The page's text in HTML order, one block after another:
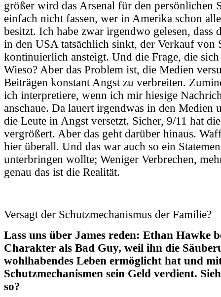
größer wird das Arsenal für den persönlichen
einfach nicht fassen, wer in Amerika schon
besitzt. Ich habe zwar irgendwo gelesen, dass
in den USA tatsächlich sinkt, der Verkauf von
kontinuierlich ansteigt. Und die Frage, die
Wieso? Aber das Problem ist, die Medien
Beiträgen konstant Angst zu verbreiten.
ich interpretiere, wenn ich mir hiesige
anschaue. Da lauert irgendwas in den Medien
die Leute in Angst versetzt. Sicher, 9/11 hat
vergrößert. Aber das geht darüber hinaus.
hier überall. Und das war auch so ein
unterbringen wollte; Weniger Verbrechen,
genau das ist die Realität.
Versagt der Schutzmechanismus der Familie?
Lass uns über James reden: Ethan Hawke
Charakter als Bad Guy, weil ihn die
wohlhabendes Leben ermöglicht hat und
Schutzmechanismen sein Geld verdient.
so?